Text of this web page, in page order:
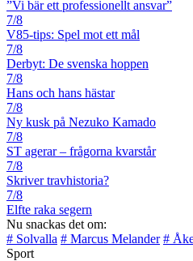
”Vi bär ett professionellt ansvar”
7/8
V85-tips: Spel mot ett mål
7/8
Derbyt: De svenska hoppen
7/8
Hans och hans hästar
7/8
Ny kusk på Nezuko Kamado
7/8
ST agerar – frågorna kvarstår
7/8
Skriver travhistoria?
7/8
Elfte raka segern
Nu snackas det om:
# Solvalla # Marcus Melander #
Sport